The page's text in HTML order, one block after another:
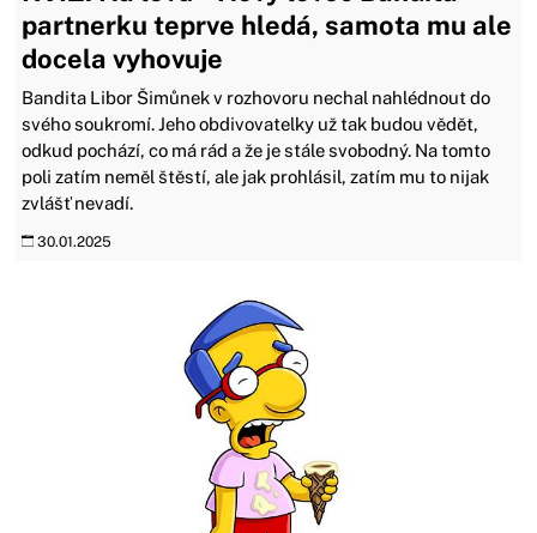
partnerku teprve hledá, samota mu ale
docela vyhovuje
Bandita Libor Šimůnek v rozhovoru nechal nahlédnout do
svého soukromí. Jeho obdivovatelky už tak budou vědět,
odkud pochází, co má rád a že je stále svobodný. Na tomto
poli zatím neměl štěstí, ale jak prohlásil, zatím mu to nijak
zvlášť nevadí.
30.01.2025